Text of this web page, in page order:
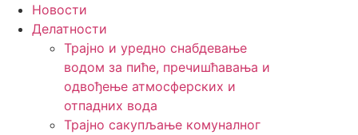
Новости
Делатности
Трајно и уредно снабдевање
водом за пиће, пречишћавања и
одвођење атмосферских и
отпадних вода
Трајно сакупљање комуналног